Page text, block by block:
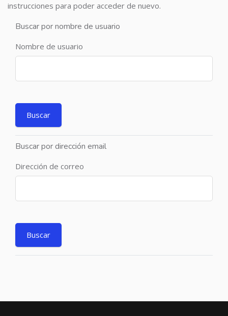
instrucciones para poder acceder de nuevo.
Buscar por nombre de usuario
Nombre de usuario
Buscar por dirección email
Dirección de correo